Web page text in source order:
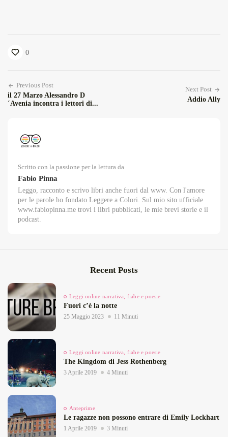
0
Previous Post
il 27 Marzo Alessandro D
´Avenia incontra i lettori di...
Next Post
Addio Ally
Scritto con la passione per la lettura da
Fabio Pinna
Leggo, racconto e scrivo libri anche fuori dal www. Con l'amore
per le parole ho fondato Leggere a Colori. Sul mio sito ufficiale
www.fabiopinna.me trovi i libri pubblicati, le mie brevi storie e il
podcast.
Recent Posts
Leggi online narrativa, fiabe e poesie
Fuori c’è la notte
25 Maggio 2023 11 Minuti
Leggi online narrativa, fiabe e poesie
The Kingdom di Jess Rothenberg
3 Aprile 2019 4 Minuti
Anteprime
Le ragazze non possono entrare di Emily Lockhart
1 Aprile 2019 3 Minuti